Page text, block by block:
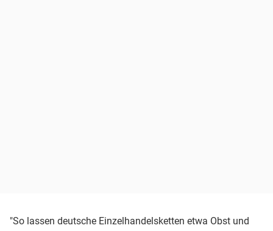
"So lassen deutsche Einzelhandelsketten etwa Obst und